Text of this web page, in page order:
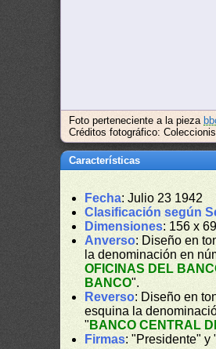
Foto perteneciente a la pieza
Créditos fotográfico:
Características
Fecha: Julio 23 1942
Clasificación según
Dimensiones: 156 x
Anverso: Diseño en
la denominación en
OFICINAS DEL
BANCO".
Reverso: Diseño en
esquina la
" BANCO CENTRAL
Firmas: "Presidente" y